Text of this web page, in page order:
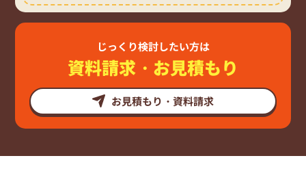
じっくり検討したい方は
資料請求・お見積もり
お見積もり・資料請求